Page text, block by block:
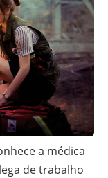
a médica
de trabalho